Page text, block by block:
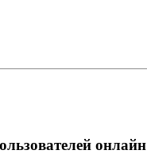
онлайн